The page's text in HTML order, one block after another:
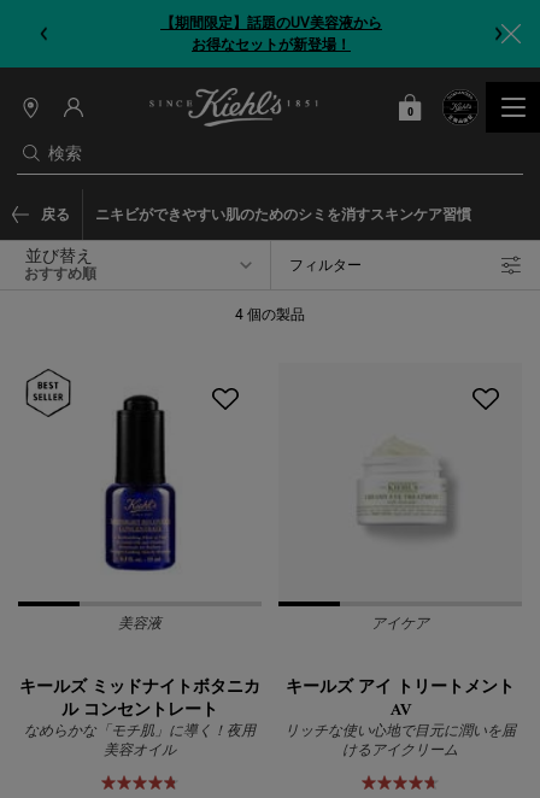
【期間限定】話題のUV美容液から
お得なセットが新登場！
検索
店
情
報
カート
0
0 カート内の製品
戻る
ニキビができやすい肌のためのシミを消すスキンケア習慣
並び替え フィルター
フィルターメニュー
4 個の製品
美容液
キールズ ミッドナイトボタニカ
ル コンセントレート
なめらかな「モチ肌」に導く！夜用
美容オイル
アイケア
キールズ アイ トリートメント
AV
リッチな使い心地で目元に潤いを届
けるアイクリーム